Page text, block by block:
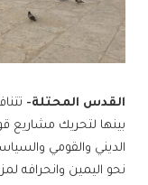
القدس المحتلة-
بينها لتحريك مشاريع
الديني والقومي
نحو اليمين وانحرافه